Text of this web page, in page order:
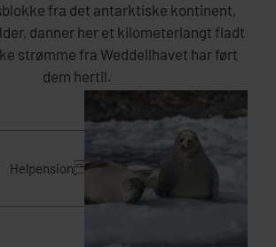
fra det antarktiske kontinent,
danner her et kilometerlangt fladt
strømme fra Weddellhavet har ført
dem hertil.
Helpension Se overnatning